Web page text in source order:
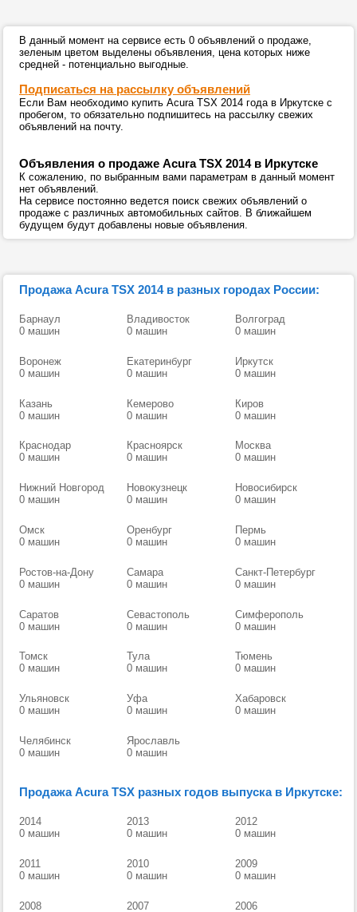
В данный момент на сервисе есть 0 объявлений о продаже,
зеленым цветом выделены объявления, цена которых ниже
средней - потенциально выгодные.
Подписаться на рассылку объявлений
Если Вам необходимо купить Acura TSX 2014 года в Иркутске с
пробегом, то обязательно подпишитесь на рассылку свежих
объявлений на почту.
Объявления о продаже Acura TSX 2014 в Иркутске
К сожалению, по выбранным вами параметрам в данный момент
нет объявлений.
На сервисе постоянно ведется поиск свежих объявлений о
продаже с различных автомобильных сайтов. В ближайшем
будущем будут добавлены новые объявления.
Продажа Acura TSX 2014 в разных городах России:
Барнаул
0 машин
Владивосток
0 машин
Волгоград
0 машин
Воронеж
0 машин
Екатеринбург
0 машин
Иркутск
0 машин
Казань
0 машин
Кемерово
0 машин
Киров
0 машин
Краснодар
0 машин
Красноярск
0 машин
Москва
0 машин
Нижний Новгород
0 машин
Новокузнецк
0 машин
Новосибирск
0 машин
Омск
0 машин
Оренбург
0 машин
Пермь
0 машин
Ростов-на-Дону
0 машин
Самара
0 машин
Санкт-Петербург
0 машин
Саратов
0 машин
Севастополь
0 машин
Симферополь
0 машин
Томск
0 машин
Тула
0 машин
Тюмень
0 машин
Ульяновск
0 машин
Уфа
0 машин
Хабаровск
0 машин
Челябинск
0 машин
Ярославль
0 машин
Продажа Acura TSX разных годов выпуска в Иркутске:
2014
0 машин
2013
0 машин
2012
0 машин
2011
0 машин
2010
0 машин
2009
0 машин
2008
2007
2006